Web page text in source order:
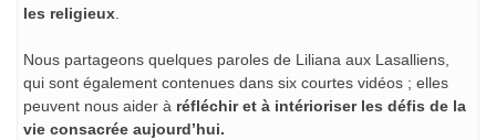
les religieux
Nous partageons quelques paroles de Liliana aux Lasalliens,
qui sont également contenues dans six courtes vidéos ; elles
peuvent nous aider à réfléchir et à intérioriser les défis de la
vie consacrée aujourd’hui.